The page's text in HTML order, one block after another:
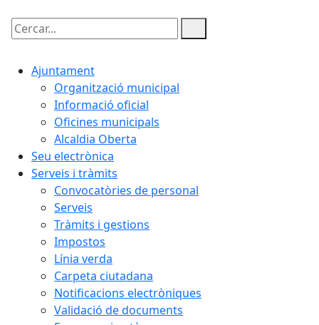
Cercar:
Ajuntament
Organització municipal
Informació oficial
Oficines municipals
Alcaldia Oberta
Seu electrònica
Serveis i tràmits
Convocatòries de personal
Serveis
Tràmits i gestions
Impostos
Línia verda
Carpeta ciutadana
Notificacions electròniques
Validació de documents